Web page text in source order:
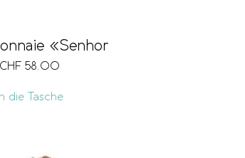
«Senhor
CHF 58.00
In die Tasche